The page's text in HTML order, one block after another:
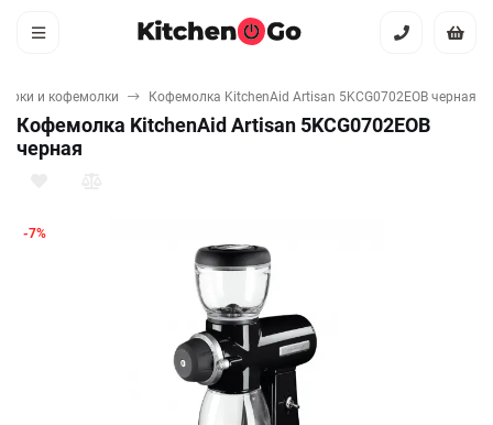
и кофемолки Кофемолка KitchenAid Artisan 5KCG0702EOB черная
Кофемолка KitchenAid Artisan 5KCG0702EOB
черная
-7%